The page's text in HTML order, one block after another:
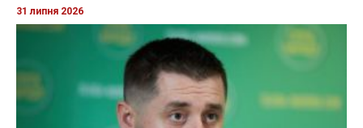
31 липня 2026